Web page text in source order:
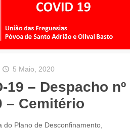
5 Maio, 2020
19 – Despacho nº
– Cemitério
do Plano de Desconfinamento,